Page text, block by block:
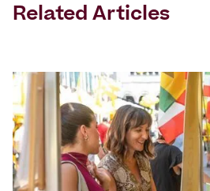
Related Articles